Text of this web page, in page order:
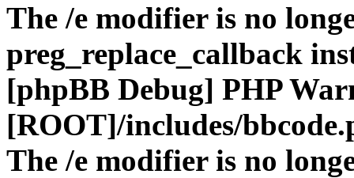
The /e modifier is no
preg_replace_callback
[phpBB Debug] PHP
[ROOT]/includes/
The /e modifier is no